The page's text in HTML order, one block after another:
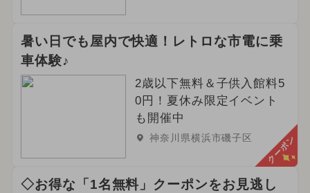
暑い日でも屋内で快適！レトロな市電に乗
車体験♪
2歳以下無料＆子供入館料5
0円！夏休み限定イベント
も開催中
神奈川県横浜市磯子区 クーポン
◇お得な「1名無料」クーポンをお見逃し